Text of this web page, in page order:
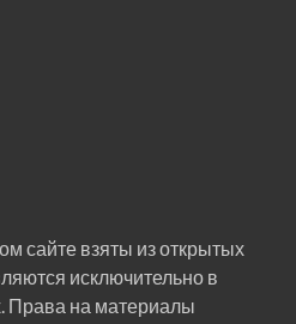
сайте взяты из открытых
исключительно в
Права на материалы